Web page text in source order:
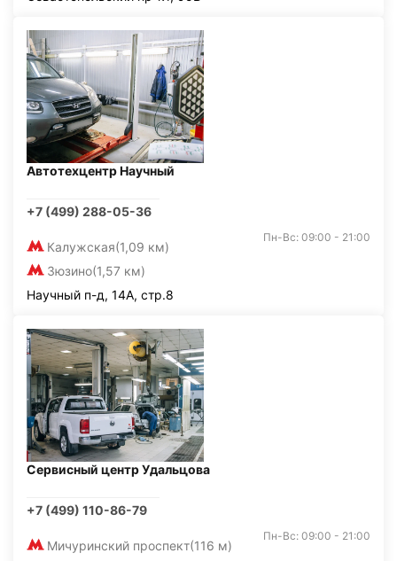
Автотехцентр Научный
+7 (499) 288-05-36
Калужская(1,09 км)
Зюзино(1,57 км)
Пн-Вс: 09:00 - 21:00
Научный п-д, 14А, стр.8
Сервисный центр Удальцова
+7 (499) 110-86-79
Мичуринский проспект(116 м)
Пн-Вс: 09:00 - 21:00